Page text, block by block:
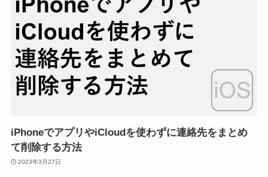
iPhoneでアプリやiCloudを使わずに連絡先をまとめ
て削除する方法
2023年3月27日